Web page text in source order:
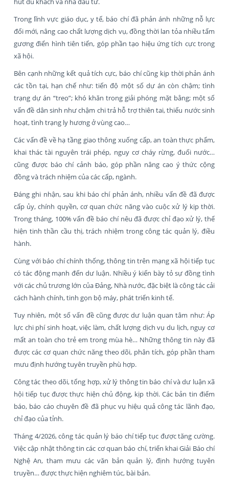
Trong lĩnh vực giáo dục, y tế, báo chí đã phản ánh những nỗ lực
đổi mới, nâng cao chất lượng dịch vụ, đồng thời lan tỏa nhiều tấm
gương điển hình tiên tiến, góp phần tạo hiệu ứng tích cực trong
xã hội.
Bên cạnh những kết quả tích cực, báo chí cũng kịp thời phản ánh
các tồn tại, hạn chế như: tiến độ một số dự án còn chậm; tình
trạng dự án “treo”; khó khăn trong giải phóng mặt bằng; một số
vấn đề dân sinh như chậm chi trả hỗ trợ thiên tai, thiếu nước sinh
hoạt, tình trạng ly hương ở vùng cao…
Các vấn đề về hạ tầng giao thông xuống cấp, an toàn thực phẩm,
khai thác tài nguyên trái phép, nguy cơ cháy rừng, đuối nước…
cũng được báo chí cảnh báo, góp phần nâng cao ý thức cộng
đồng và trách nhiệm của các cấp, ngành.
Đáng ghi nhận, sau khi báo chí phản ánh, nhiều vấn đề đã được
cấp ủy, chính quyền, cơ quan chức năng vào cuộc xử lý kịp thời.
Trong tháng, 100% vấn đề báo chí nêu đã được chỉ đạo xử lý, thể
hiện tinh thần cầu thị, trách nhiệm trong công tác quản lý, điều
hành.
Cùng với báo chí chính thống, thông tin trên mạng xã hội tiếp tục
có tác động mạnh đến dư luận. Nhiều ý kiến bày tỏ sự đồng tình
với các chủ trương lớn của Đảng, Nhà nước, đặc biệt là công tác cải
cách hành chính, tinh gọn bộ máy, phát triển kinh tế.
Tuy nhiên, một số vấn đề cũng được dư luận quan tâm như: Áp
lực chi phí sinh hoạt, việc làm, chất lượng dịch vụ du lịch, nguy cơ
mất an toàn cho trẻ em trong mùa hè… Những thông tin này đã
được các cơ quan chức năng theo dõi, phân tích, góp phần tham
mưu định hướng tuyên truyền phù hợp.
Công tác theo dõi, tổng hợp, xử lý thông tin báo chí và dư luận xã
hội tiếp tục được thực hiện chủ động, kịp thời. Các bản tin điểm
báo, báo cáo chuyên đề đã phục vụ hiệu quả công tác lãnh đạo,
chỉ đạo của tỉnh.
Tháng 4/2026, công tác quản lý báo chí tiếp tục được tăng cường.
Việc cập nhật thông tin các cơ quan báo chí, triển khai Giải Báo chí
Nghệ An, tham mưu các văn bản quản lý, định hướng tuyên
truyền… được thực hiện nghiêm túc, bài bản.